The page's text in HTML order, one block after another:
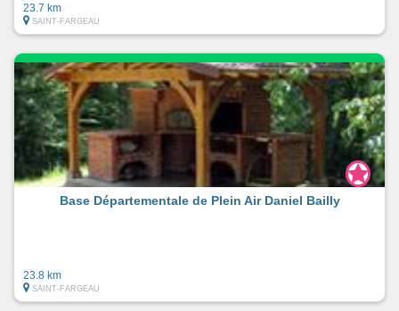
23.7 km
SAINT-FARGEAU
Base Départementale de Plein Air Daniel Bailly
23.8 km
SAINT-FARGEAU